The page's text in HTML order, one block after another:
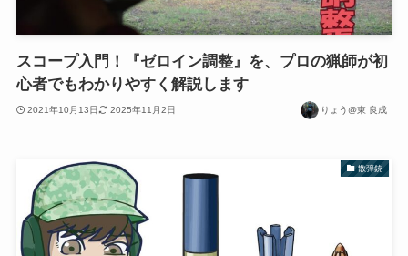
スコープ入門！『ゼロイン調整』を、プロの猟師が初
心者でもわかりやすく解説します
2021年10月13日 2025年11月2日 りょう@東 良成
散弾銃